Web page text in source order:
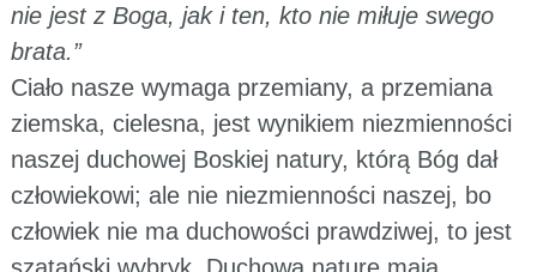
nie jest z Boga, jak i ten, kto nie miłuje swego
brata.”
Ciało nasze wymaga przemiany, a przemiana
ziemska, cielesna, jest wynikiem niezmienności
naszej duchowej Boskiej natury, którą Bóg dał
człowiekowi; ale nie niezmienności naszej, bo
człowiek nie ma duchowości prawdziwej, to jest